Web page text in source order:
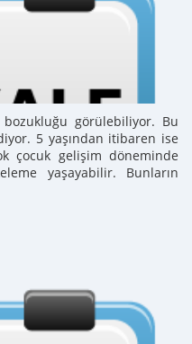
bozukluğu görülebiliyor. Bu
5 yaşından itibaren ise
çocuk gelişim döneminde
yaşayabilir. Bunların